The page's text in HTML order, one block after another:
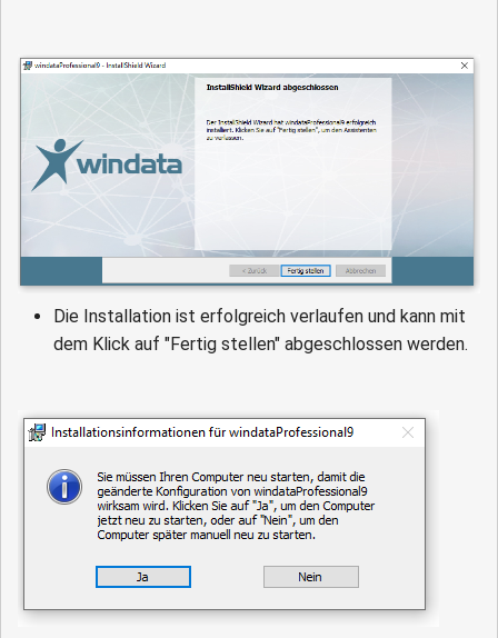
Die Installation ist erfolgreich verlaufen und kann mit
dem Klick auf "Fertig stellen" abgeschlossen werden.